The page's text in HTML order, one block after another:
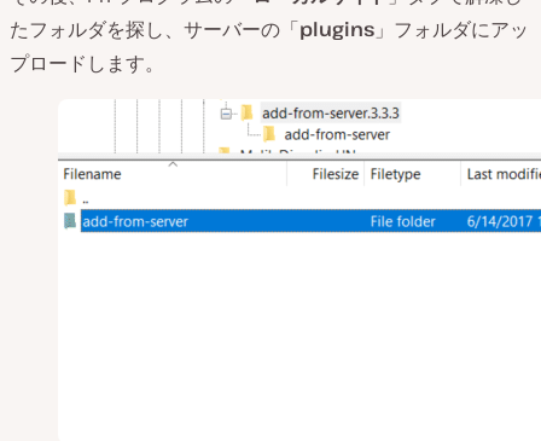
たフォルダを探し、サーバーの「plugins 」フォルダにアッ
プロードします。